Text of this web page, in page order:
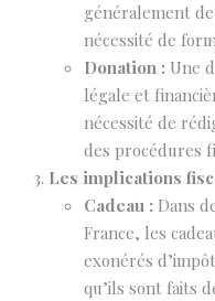
généralement
nécessité de
Donation : Une
légale et
nécessité de
des procédures
Les implications
Cadeau : Dans
France, les
exonérés
qu’ils sont faits